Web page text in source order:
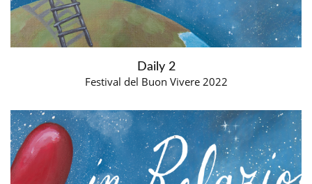
Daily 2
Festival del Buon Vivere 2022